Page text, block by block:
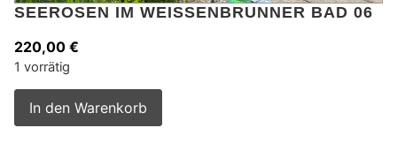
SEEROSEN IM WEISSENBRUNNER BAD 06
220,00 €
1 vorrätig
In den Warenkorb